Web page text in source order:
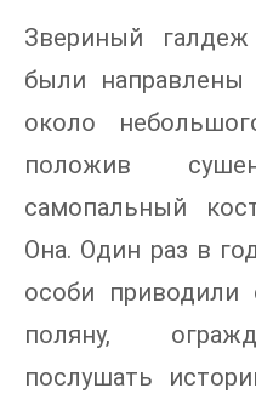
Звериный
были
около
положив
самопальный
Она. Один раз в
особи приводили
поляну,
послушать